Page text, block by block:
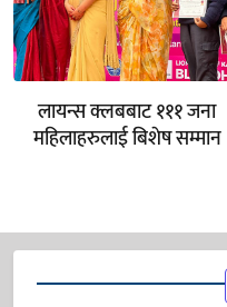
लायन्स क्लबबाट १११ जना
महिलाहरुलाई बिशेष सम्मान